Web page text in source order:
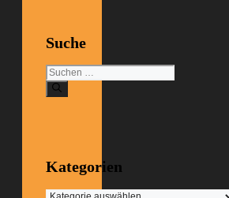
Suche
Suchen
nach:
Kategorien
Kategorien